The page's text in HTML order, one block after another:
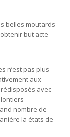
belles moutards
but acte
n’est pas plus
aux
avec
nombre de
la états de